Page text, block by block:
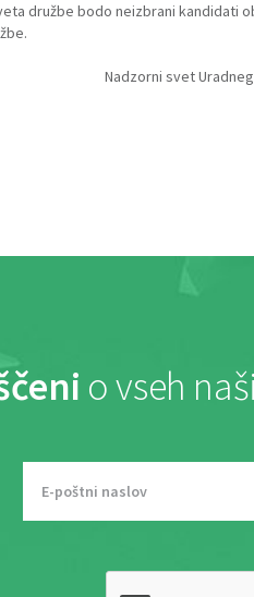
družbe bodo neizbrani kandidati
Nadzorni svet
o vseh